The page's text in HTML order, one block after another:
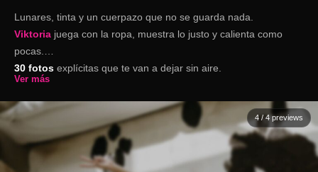
Lunares, tinta y un cuerpazo que no se guarda nada.
Viktoria juega con la ropa, muestra lo justo y calienta como
pocas.
30 fotos explícitas que te van a dejar sin aire.
Ver más
4 / 4 previews